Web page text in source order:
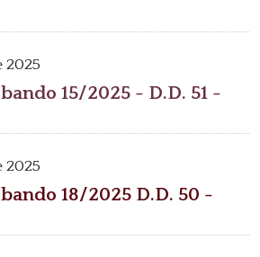
2025
15/2025 - D.D. 51 -
2025
18/2025 D.D. 50 -